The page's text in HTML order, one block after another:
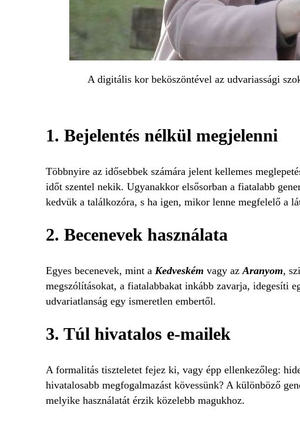
A digitális kor beköszöntével az udvariassági
1. Bejelentés nélkül megjelenni
Többnyire az idősebbek számára jelent kellemes
időt szentel nekik. Ugyanakkor elsősorban a fiatalabb
kedvük a találkozóra, s ha igen, mikor lenne megfelelő a
2. Becenevek használata
Egyes becenevek, mint a Kedveském vagy az Aranyom,
megszólításokat, a fiatalabbakat inkább zavarja, idegesíti
udvariatlanság egy ismeretlen embertől.
3. Túl hivatalos e-mailek
A formalitás tiszteletet fejez ki, vagy épp ellenkezőleg:
hivatalosabb megfogalmazást kövessünk? A különböző
melyike használatát érzik közelebb magukhoz.